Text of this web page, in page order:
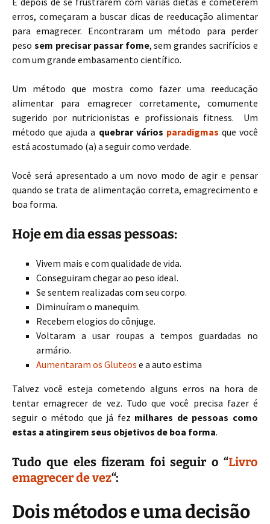
erros, começaram a buscar dicas de reeducação alimentar
para emagrecer. Encontraram um método para perder
peso sem precisar passar fome, sem grandes sacrifícios e
com um grande embasamento científico.
Um método que mostra como fazer uma reeducação
alimentar para emagrecer corretamente, comumente
sugerido por nutricionistas e profissionais fitness. Um
método que ajuda a quebrar vários paradigmas que você
está acostumado (a) a seguir como verdade.
Você será apresentado a um novo modo de agir e pensar
quando se trata de alimentação correta, emagrecimento e
boa forma.
Hoje em dia essas pessoas:
Vivem mais e com qualidade de vida.
Conseguiram chegar ao peso ideal.
Se sentem realizadas com seu corpo.
Diminuíram o manequim.
Recebem elogios do cônjuge.
Voltaram a usar roupas a tempos guardadas no
armário.
Aumentaram os Gluteos e a auto estima
Talvez você esteja cometendo alguns erros na hora de
tentar emagrecer de vez. Tudo que você precisa fazer é
seguir o método que já fez milhares de pessoas como
estas a atingirem seus objetivos de boa forma.
Tudo que eles fizeram foi seguir o “Livro
emagrecer de vez“:
Dois métodos e uma decisão